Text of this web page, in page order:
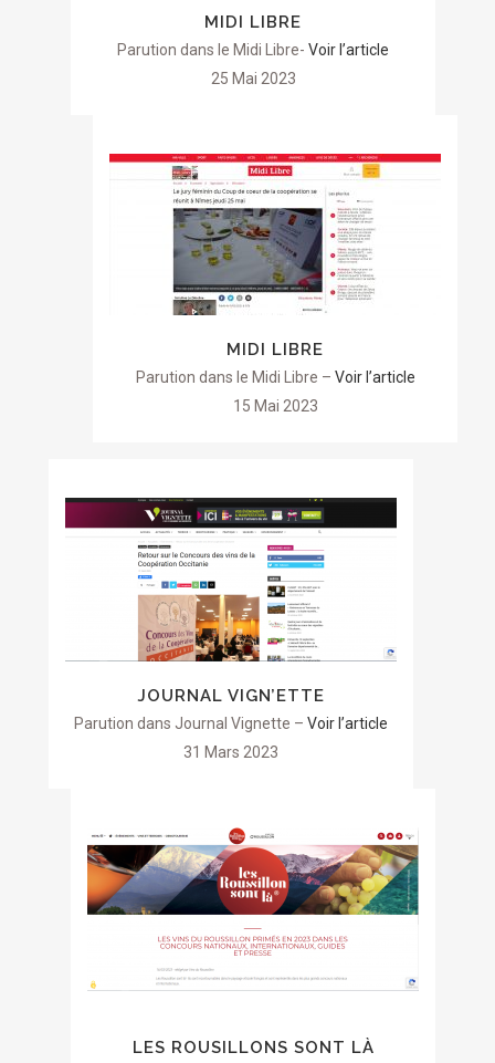
MIDI LIBRE
Parution dans le Midi Libre- Voir l’article
25 Mai 2023
MIDI LIBRE
Parution dans le Midi Libre – Voir l’article
15 Mai 2023
JOURNAL VIGN’ETTE
Parution dans Journal Vignette – Voir l’article
31 Mars 2023
LES ROUSILLONS SONT LÀ